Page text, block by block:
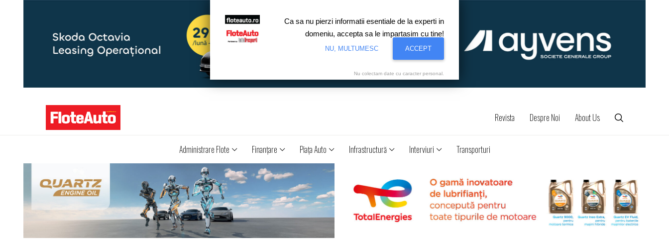
Revista Despre Noi About Us
Administrare Flote Finanţare Piaţa Auto Infrastructură Interviuri Transporturi
Ca sa nu pierzi informatii esentiale de la experti in
domeniu, accepta sa le impartasim cu tine!
NU, MULTUMESC ACCEPT
Nu colectam date cu caracter personal.